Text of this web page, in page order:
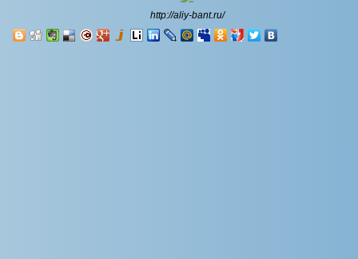
http://aliy-bant.ru/